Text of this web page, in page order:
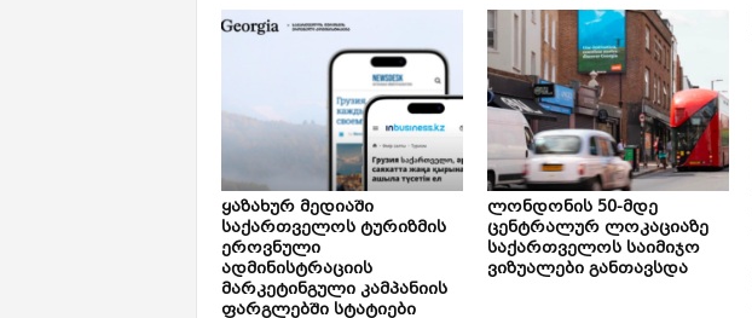
ყაზახურ მედიაში
საქართველოს ტურიზმის
ეროვნული
ადმინისტრაციის
მარკეტინგული კამპანიის
ფარგლებში სტატიები
ლონდონის 50-მდე
ცენტრალურ ლოკაციაზე
საქართველოს საიმიჯო
ვიზუალები განთავსდა